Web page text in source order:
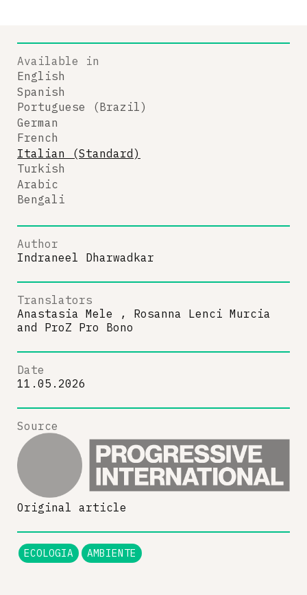
Available in
English
Spanish
Portuguese (Brazil)
German
French
Italian (Standard)
Turkish
Arabic
Bengali
Author
Indraneel Dharwadkar
Translators
Anastasia Mele , Rosanna Lenci Murcia
and ProZ Pro Bono
Date
11.05.2026
Source
Original article
ECOLOGIA AMBIENTE